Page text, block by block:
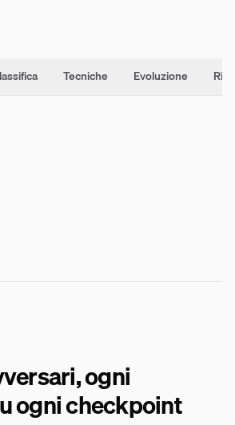
Tecniche Evoluzione
ogni
ogni checkpoint